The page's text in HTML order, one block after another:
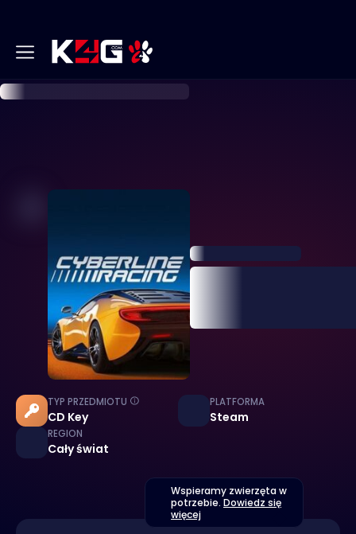
TYP PRZEDMIOTU
CD Key
PLATFORMA
Steam
REGION
Cały świat
Wspieramy zwierzęta w
potrzebie. Dowiedz się
więcej